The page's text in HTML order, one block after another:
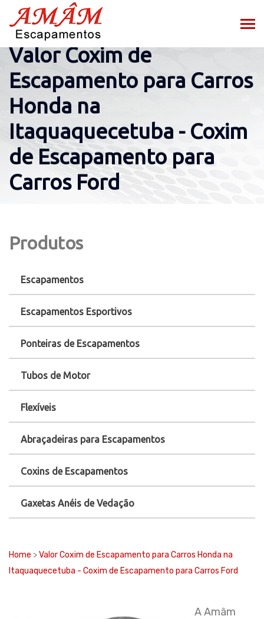
Valor Coxim de
Escapamento para Carros
Honda na
Itaquaquecetuba - Coxim
de Escapamento para
Carros Ford
Produtos
Escapamentos
Escapamentos Esportivos
Ponteiras de Escapamentos
Tubos de Motor
Flexíveis
Abraçadeiras para Escapamentos
Coxins de Escapamentos
Gaxetas Anéis de Vedação
Home >Valor Coxim de Escapamento para Carros Honda na
Itaquaquecetuba - Coxim de Escapamento para Carros Ford
A Amâm